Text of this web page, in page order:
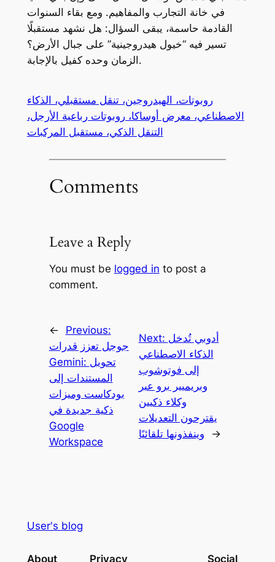
في خانة التجارب والمفاهيم. ومع بقاء السنوات
القادمة حاسمة، يبقى السؤال: هل نشهد مستقبلًا
تسير فيه “خيول هيدروجينية” على جبال الأرض؟
الزمان وحده كفيل بالإجابة.
روبوتات، الهيدروجين، تنقل مستقبلي، الذكاء
الاصطناعي، معرض أوساكا، روبوتات رباعية الأرجل،
التنقل الذكي، مستقبل المركبات
Comments
Leave a Reply
You must be logged in to post a
comment.
←
Previous:
جوجل تعزز قدرات
Gemini: تحويل
المستندات إلى
بودكاست وميزات
ذكية جديدة في
Google
Workspace
Next: أدوبي تُدخل
الذكاء الاصطناعي
إلى فوتوشوب
وبريميير برو عبر
وكلاء ذكيين
يقترحون التعديلات
وينفذونها تلقائيًا
→
User's blog
About Privacy Social